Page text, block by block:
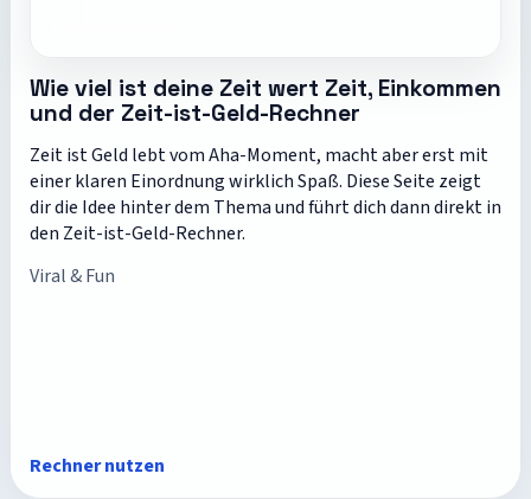
Wie viel ist deine Zeit wert Zeit, Einkommen
und der Zeit-ist-Geld-Rechner
Zeit ist Geld lebt vom Aha-Moment, macht aber erst mit
einer klaren Einordnung wirklich Spaß. Diese Seite zeigt
dir die Idee hinter dem Thema und führt dich dann direkt in
den Zeit-ist-Geld-Rechner.
Viral & Fun
Rechner nutzen